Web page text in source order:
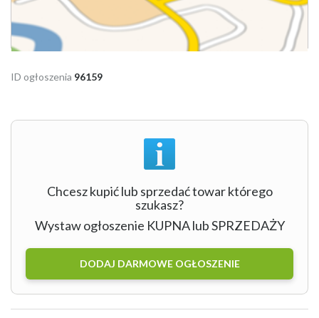
ID ogłoszenia 96159
Chcesz kupić lub sprzedać towar którego
szukasz?
Wystaw ogłoszenie KUPNA lub SPRZEDAŻY
DODAJ DARMOWE OGŁOSZENIE